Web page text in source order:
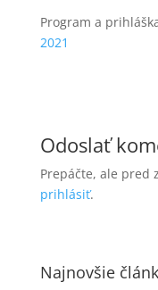
Program a
2021
Odoslať
Prepáčte, ale pred
prihlásiť.
Najnovšie